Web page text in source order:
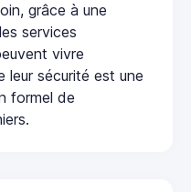
grâce à une
services
vivre
leur sécurité est une
formel de